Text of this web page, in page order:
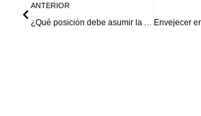
ANTERIOR
¿Qué posición debe asumir la Argentina frente a Irán?